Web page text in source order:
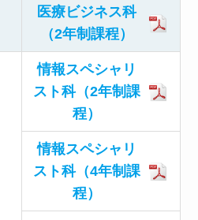
医療ビジネス科
（2年制課程）
情報スペシャリ
スト科（2年制課
程）
情報スペシャリ
スト科（4年制課
程）